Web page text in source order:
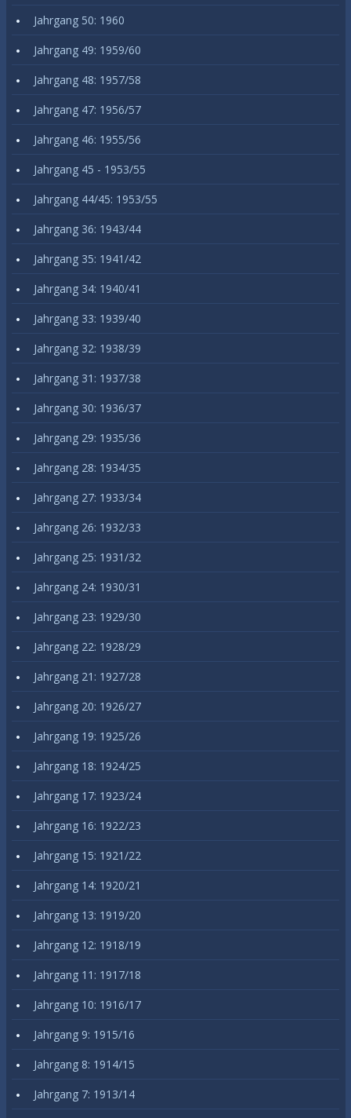
Jahrgang 50: 1960
Jahrgang 49: 1959/60
Jahrgang 48: 1957/58
Jahrgang 47: 1956/57
Jahrgang 46: 1955/56
Jahrgang 45 - 1953/55
Jahrgang 44/45: 1953/55
Jahrgang 36: 1943/44
Jahrgang 35: 1941/42
Jahrgang 34: 1940/41
Jahrgang 33: 1939/40
Jahrgang 32: 1938/39
Jahrgang 31: 1937/38
Jahrgang 30: 1936/37
Jahrgang 29: 1935/36
Jahrgang 28: 1934/35
Jahrgang 27: 1933/34
Jahrgang 26: 1932/33
Jahrgang 25: 1931/32
Jahrgang 24: 1930/31
Jahrgang 23: 1929/30
Jahrgang 22: 1928/29
Jahrgang 21: 1927/28
Jahrgang 20: 1926/27
Jahrgang 19: 1925/26
Jahrgang 18: 1924/25
Jahrgang 17: 1923/24
Jahrgang 16: 1922/23
Jahrgang 15: 1921/22
Jahrgang 14: 1920/21
Jahrgang 13: 1919/20
Jahrgang 12: 1918/19
Jahrgang 11: 1917/18
Jahrgang 10: 1916/17
Jahrgang 9: 1915/16
Jahrgang 8: 1914/15
Jahrgang 7: 1913/14